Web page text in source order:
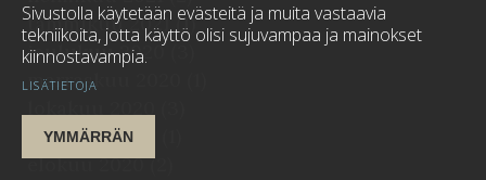
tammikuu 2021 (1)
joulukuu 2020(3)
marraskuu 2020
syyskuu 2020
elokuu 2020(2)
LISÄTIETOJA
Sivustolla käytetään evästeitä ja muita vastaavia
tekniikoita, jotta käyttö olisi sujuvampaa ja mainokset
kiinnostavampia.
YMMÄRRÄN